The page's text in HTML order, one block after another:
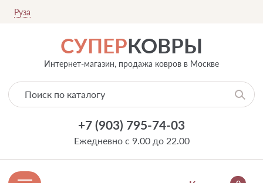
Руза
СУПЕРКОВРЫ
Интернет-магазин, продажа ковров в Москве
+7 (903) 795-74-03
Ежедневно с 9.00 до 22.00